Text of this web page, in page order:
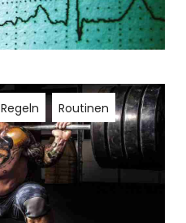
Regeln Routinen